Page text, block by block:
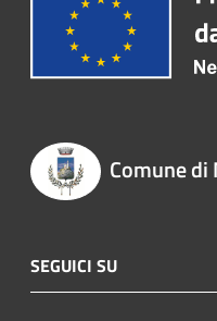
Comune
SEGUICI SU